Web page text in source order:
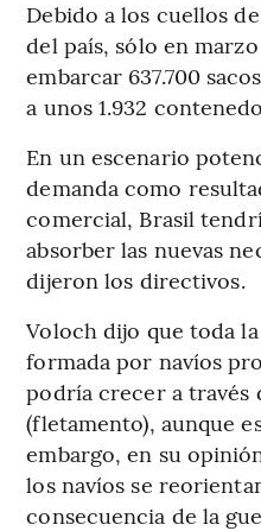
Debido a los cuellos
del país, sólo en
embarcar 637.700
a unos 1.932
En un escenario
demanda como
comercial, Brasil
absorber las nuevas
dijeron los directivos.
Voloch dijo que toda
formada por navíos
podría crecer a través
(fletamento), aunque
embargo, en su
los navíos se
consecuencia de la